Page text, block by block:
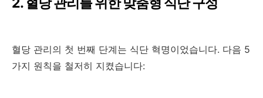
혈당 관리의 첫 번째 단계는 식단 혁명이었습니다. 다음 5
가지 원칙을 철저히 지켰습니다: